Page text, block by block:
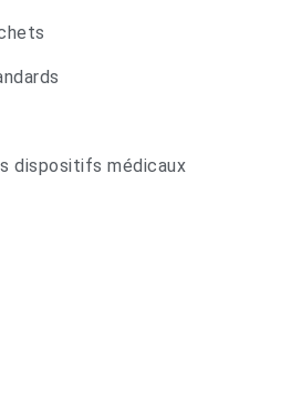
dispositifs médicaux